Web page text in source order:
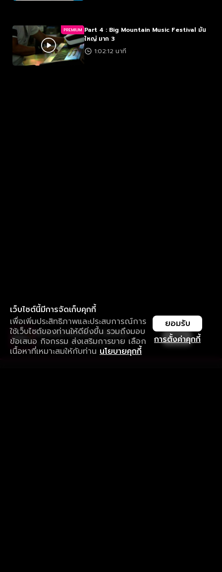
PREMIUM Part 4 : Big Mountain Music Festival มัน
ใหญ่ มาก 3
1:02:12 นาที
เว็บไซต์นี้มีการจัดเก็บคุกกี้
เพื่อเพิ่มประสิทธิภาพและประสบการณ์การ
ใช้เว็บไซต์ของท่านให้ดียิ่งขึ้น รวมถึงมอบ
ข้อเสนอ กิจกรรม ส่งเสริมการขาย เลือก
เนื้อหาที่เหมาะสมให้กับท่าน นโยบายคุกกี้
การตั้งค่าคุกกี้
ยอมรับ
ใช้งานแอป ลื่นไหลกว่า ไม่มีสะดุด
ดาวน์โหลดแอปเพื่อการรับชมที่ดีกว่า เปิด